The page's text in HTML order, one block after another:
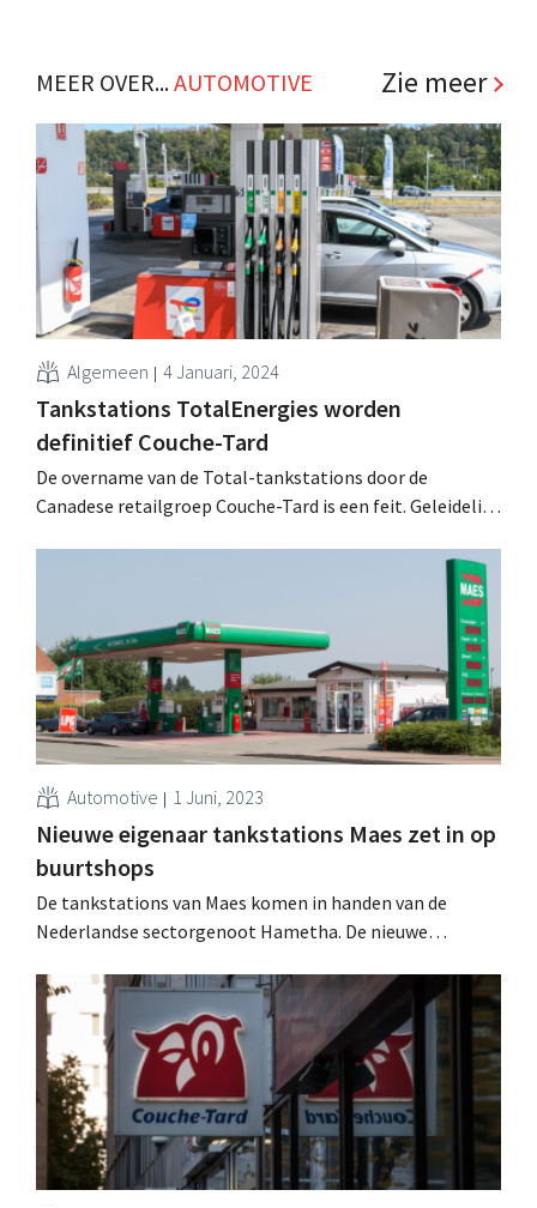
MEER OVER...AUTOMOTIVE Zie meer
Algemeen 4 Januari, 2024
Tankstations TotalEnergies worden
definitief Couche-Tard
De overname van de Total-tankstations door de
Canadese retailgroep Couche-Tard is een feit. Geleidelijk
Automotive 1 Juni, 2023
Nieuwe eigenaar tankstations Maes zet in op
buurtshops
De tankstations van Maes komen in handen van de
Nederlandse sectorgenoot Hametha. De nieuwe
uitbreiden.